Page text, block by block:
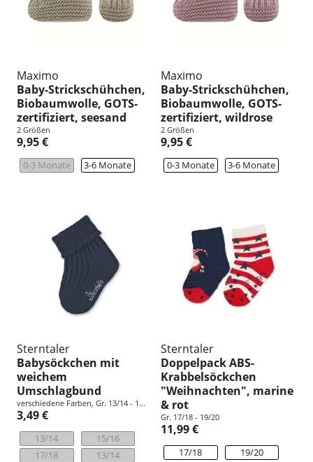
Maximo
Baby-Strickschühchen,
Biobaumwolle, GOTS-
zertifiziert, seesand
2 Größen
9,95 €
0-3 Monate 3-6 Monate
Maximo
Baby-Strickschühchen,
Biobaumwolle, GOTS-
zertifiziert, wildrose
2 Größen
9,95 €
0-3 Monate 3-6 Monate
Sterntaler
Babysöckchen mit
weichem
Umschlagbund
verschiedene Farben, Gr. 13/14 - 1...
3,49 €
13/14
15/16
17/18
13/14
Sterntaler
Doppelpack ABS-
Krabbelsöckchen
"Weihnachten", marine
& rot
Gr. 17/18 - 19/20
11,99 €
17/18 19/20